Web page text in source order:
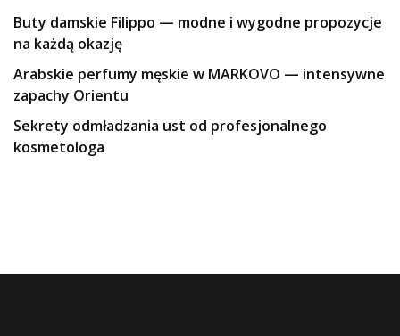
Buty damskie Filippo — modne i wygodne propozycje
na każdą okazję
Arabskie perfumy męskie w MARKOVO — intensywne
zapachy Orientu
Sekrety odmładzania ust od profesjonalnego
kosmetologa